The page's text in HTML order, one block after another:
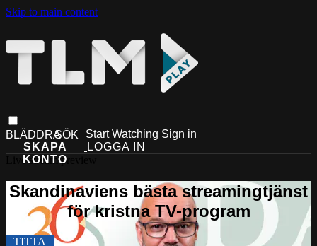
Skip to main content
Start Watching Sign in
Live stream preview